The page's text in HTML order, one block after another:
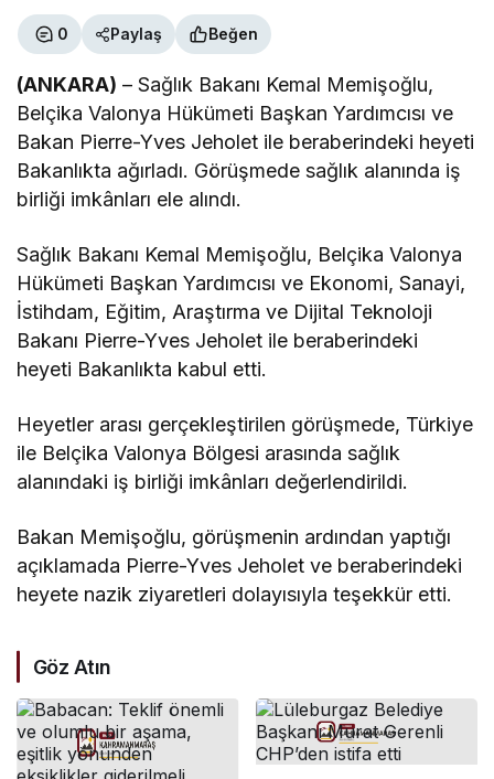
0 Paylaş Beğen
(ANKARA) – Sağlık Bakanı Kemal Memişoğlu,
Belçika Valonya Hükümeti Başkan Yardımcısı ve
Bakan Pierre-Yves Jeholet ile beraberindeki heyeti
Bakanlıkta ağırladı. Görüşmede sağlık alanında iş
birliği imkânları ele alındı.
Sağlık Bakanı Kemal Memişoğlu, Belçika Valonya
Hükümeti Başkan Yardımcısı ve Ekonomi, Sanayi,
İstihdam, Eğitim, Araştırma ve Dijital Teknoloji
Bakanı Pierre-Yves Jeholet ile beraberindeki
heyeti Bakanlıkta kabul etti.
Heyetler arası gerçekleştirilen görüşmede, Türkiye
ile Belçika Valonya Bölgesi arasında sağlık
alanındaki iş birliği imkânları değerlendirildi.
Bakan Memişoğlu, görüşmenin ardından yaptığı
açıklamada Pierre-Yves Jeholet ve beraberindeki
heyete nazik ziyaretleri dolayısıyla teşekkür etti.
Göz Atın